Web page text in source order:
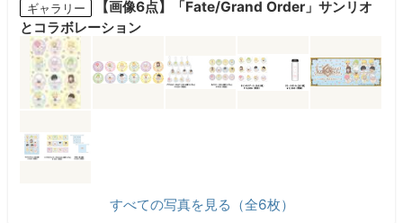
ギャラリー
【画像6点】「Fate/Grand Order」サンリオ
とコラボレーション
すべての写真を見る（全6枚）